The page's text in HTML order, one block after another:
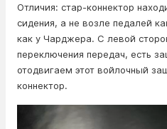
Отличия: стар-коннектор
сидения, а не возле педалей
как у Чарджера. С левой
переключения передач, есть
отодвигаем этот войлочный
коннектор.